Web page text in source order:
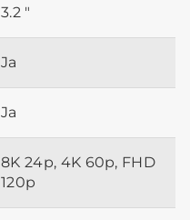
3.2 "
Ja
Ja
8K 24p, 4K 60p, FHD
120p